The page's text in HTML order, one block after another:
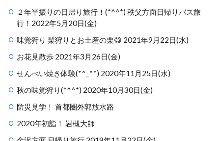
２年半振りの日帰り旅行！(*^^*) 秩父方面日帰りバス旅
行！2022年5月20日(金)
味覚狩り 梨狩りとお土産の栗😋 2021年9月22日(水)
お花見散歩 2021年3月26日(金)
せんべい焼き体験(*^_^*) 2020年11月25日(水)
秋の味覚狩り(*^^*) 2020年10月30日(金)
防災見学！ 首都圏外郭放水路
2020年初詣！ 岩槻大師